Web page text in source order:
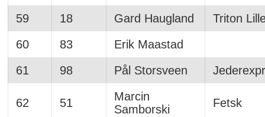
59
18 Gard Haugland
Triton
60
83
Erik Maastad
61
98 Pål Storsveen
62 51
Marcin
Samborski
Fetsk